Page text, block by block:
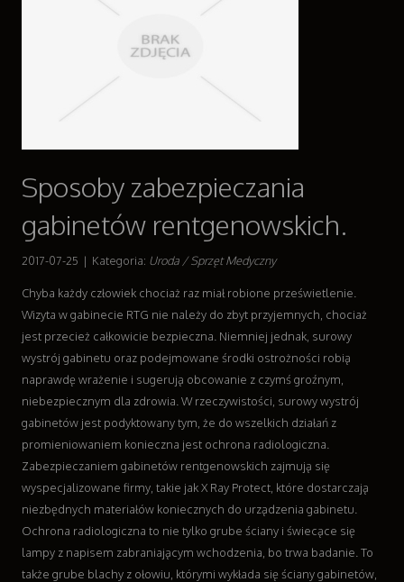
Kursy Językowe
Kursy i Szkolenia
Dla Dzieci
Meble
Wyposażenie Wnętrz
Wyposażenie Łazienki
Odzież
Sport
Elektronika, RTV, AGD
Art. Dla Zwierząt
Ogród, Rośliny
Chemia
Art. Spożywcze
Materiały Eksploatacyjne
Inne Sklepy
Sprzęt
Maszyny
Narzędzia
Przemysł Metalowy
Transport
Sposoby zabezpieczania
gabinetów rentgenowskich.
2017-07-25 | Kategoria: Uroda / Sprzęt Medyczny
Chyba każdy człowiek chociaż raz miał robione prześwietlenie.
Wizyta w gabinecie RTG nie należy do zbyt przyjemnych, chociaż
jest przecież całkowicie bezpieczna. Niemniej jednak, surowy
wystrój gabinetu oraz podejmowane środki ostrożności robią
naprawdę wrażenie i sugerują obcowanie z czymś groźnym,
niebezpiecznym dla zdrowia. W rzeczywistości, surowy wystrój
gabinetów jest podyktowany tym, że do wszelkich działań z
promieniowaniem konieczna jest ochrona radiologiczna.
Zabezpieczaniem gabinetów rentgenowskich zajmują się
wyspecjalizowane firmy, takie jak X Ray Protect, które dostarczają
niezbędnych materiałów koniecznych do urządzenia gabinetu.
Ochrona radiologiczna to nie tylko grube ściany i świecące się
lampy z napisem zabraniającym wchodzenia, bo trwa badanie. To
także grube blachy z ołowiu, którymi wykłada się ściany gabinetów,